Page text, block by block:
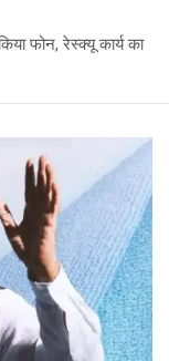
फोन, रेस्‍क्‍यू कार्य का